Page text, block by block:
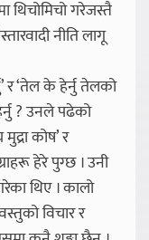
थिचोमिचो गरेजस्तै
नीति लागू
र ‘तेल के हेर्नु तेलको
? उनले पढेको
मुद्रा कोष’ र
हेरे पुग्छ । उनी
थिए । कालो
विचार र